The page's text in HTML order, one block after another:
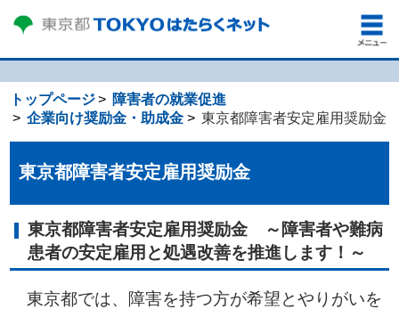
トップページ
障害者の就業促進
企業向け奨励金・助成金
東京都障害者安定雇用奨励金
東京都障害者安定雇用奨励金
東京都障害者安定雇用奨励金 ～障害者や難病
患者の安定雇用と処遇改善を推進します！～
東京都では、障害を持つ方が希望とやりがいを